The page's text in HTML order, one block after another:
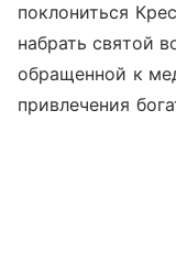
поклониться
набрать святой
обращенной к
привлечения